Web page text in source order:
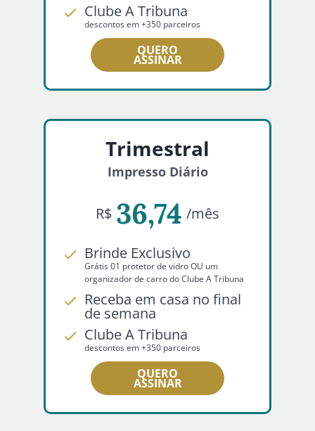
Clube A Tribuna
descontos em +350 parceiros
QUERO
ASSINAR
Trimestral
Impresso Diário
R$ 36,74 /mês
Brinde Exclusivo
Grátis 01 protetor de vidro OU um
organizador de carro do Clube A Tribuna
Receba em casa no final
de semana
Clube A Tribuna
descontos em +350 parceiros
QUERO
ASSINAR